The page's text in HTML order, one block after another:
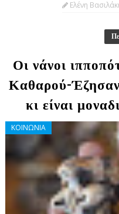
Ελένη
Οι νάνοι
Καθαρού-
κι είναι
ΚΟΙΝΩΝΙΑ